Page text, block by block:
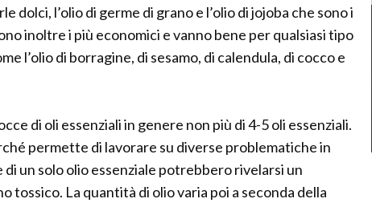
dolci, l’olio di germe di grano e l’olio di jojoba che sono i
inoltre i più economici e vanno bene per qualsiasi tipo
l’olio di borragine, di sesamo, di calendula, di cocco e
di oli essenziali in genere non più di 4-5 oli essenziali.
permette di lavorare su diverse problematiche in
un solo olio essenziale potrebbero rivelarsi un
tossico. La quantità di olio varia poi a seconda della